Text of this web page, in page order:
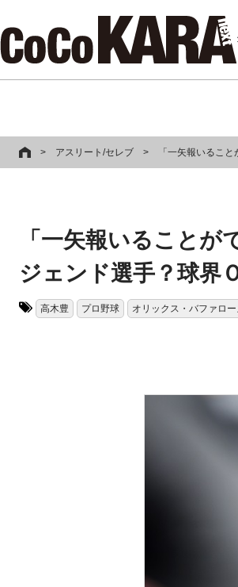
> アスリート/セレブ > 「一矢報いるこ
「一矢報いること
ジェンド選手？球界
高木豊 プロ野球 オリックス・バファロ